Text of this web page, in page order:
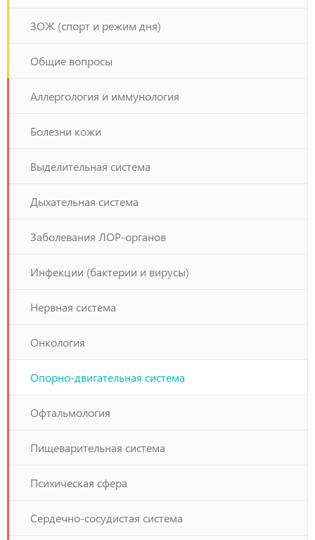
ЗОЖ (спорт и режим дня)
Общие вопросы
Аллергология и иммунология
Болезни кожи
Выделительная система
Дыхательная система
Заболевания ЛОР-органов
Инфекции (бактерии и вирусы)
Нервная система
Онкология
Опорно-двигательная система
Офтальмология
Пищеварительная система
Психическая сфера
Сердечно-сосудистая система